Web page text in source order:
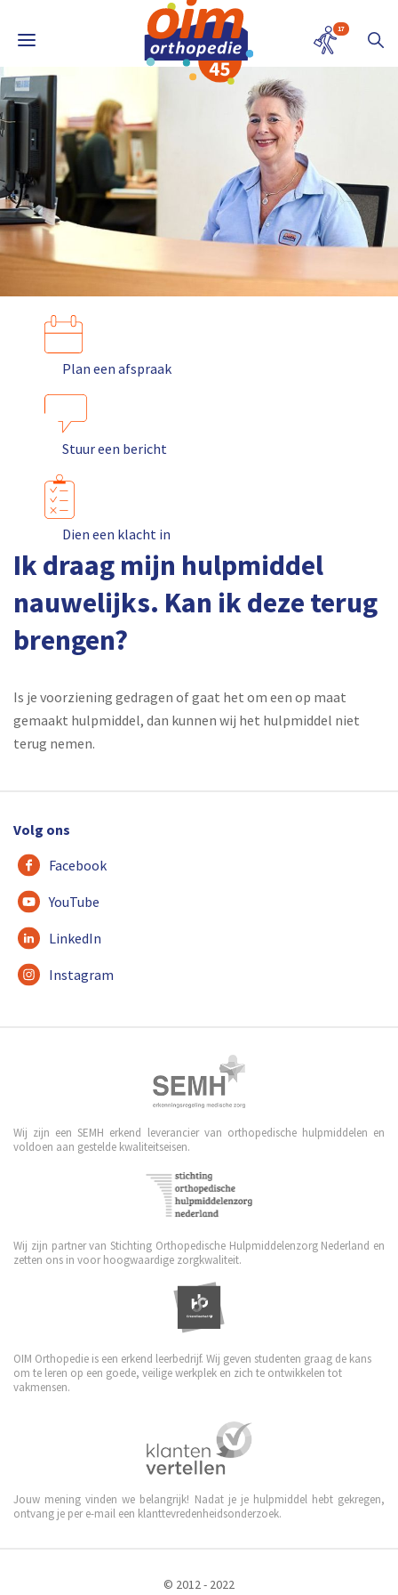
17
Plan een afspraak
Stuur een bericht
Dien een klacht in
Ik draag mijn hulpmiddel
nauwelijks. Kan ik deze terug
brengen?
Is je voorziening gedragen of gaat het om een op maat
gemaakt hulpmiddel, dan kunnen wij het hulpmiddel niet
terug nemen.
Volg ons
Facebook
YouTube
LinkedIn
Instagram
Wij zijn een SEMH erkend leverancier van orthopedische hulpmiddelen en
voldoen aan gestelde kwaliteitseisen.
Wij zijn partner van Stichting Orthopedische Hulpmiddelenzorg Nederland en
zetten ons in voor hoogwaardige zorgkwaliteit.
OIM Orthopedie is een erkend leerbedrijf. Wij geven studenten graag de kans
om te leren op een goede, veilige werkplek en zich te ontwikkelen tot
vakmensen.
Jouw mening vinden we belangrijk! Nadat je je hulpmiddel hebt gekregen,
ontvang je per e-mail een klanttevredenheidsonderzoek.
© 2012 - 2022